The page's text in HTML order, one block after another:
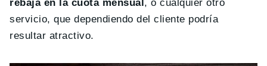
rebaja en la cuota mensual , o cualquier otro
servicio, que dependiendo del cliente podría
resultar atractivo.